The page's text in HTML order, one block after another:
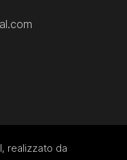
, realizzato da